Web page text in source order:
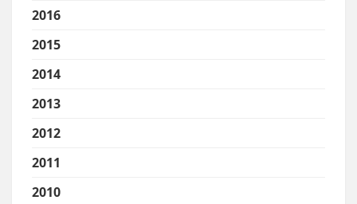
2016
2015
2014
2013
2012
2011
2010